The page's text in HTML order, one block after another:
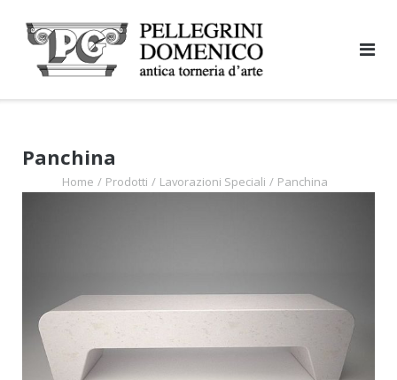
Panchina
Home / Prodotti / Lavorazioni Speciali / Panchina